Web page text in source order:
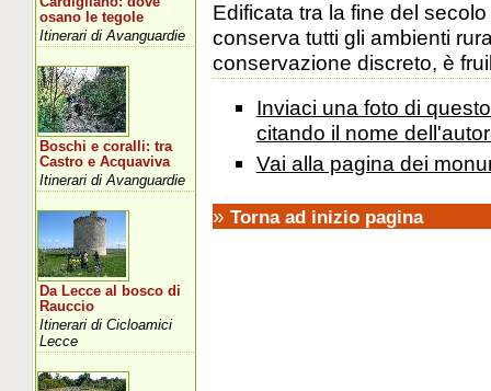
Edificata tra la fine del
conserva tutti gli ambienti
conservazione discreto, è
Inviaci una foto di
citando il nome
Vai alla pagina dei
» Torna ad inizio pagina
osano le tegole
Itinerari di Avanguardie
Boschi e coralli: tra
Castro e Acquaviva
Itinerari di Avanguardie
Da Lecce al bosco di
Rauccio
Itinerari di Cicloamici
Lecce